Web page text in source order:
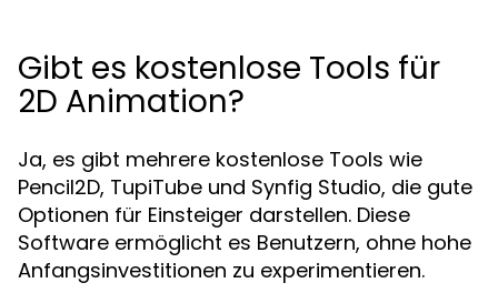
Gibt es kostenlose Tools für
2D Animation?
Ja, es gibt mehrere kostenlose Tools wie
Pencil2D, TupiTube und Synfig Studio, die gute
Optionen für Einsteiger darstellen. Diese
Software ermöglicht es Benutzern, ohne hohe
Anfangsinvestitionen zu experimentieren.